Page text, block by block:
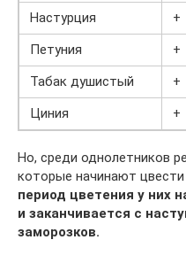
Настурция +
Петуния
+
Табак душистый
+
Циния
+
Но, среди однолетников
которые начинают цвести
период цветения у них
и заканчивается с
заморозков.